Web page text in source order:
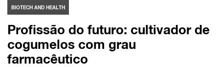
BIOTECH AND HEALTH
Profissão do futuro: cultivador de
cogumelos com grau
farmacêutico